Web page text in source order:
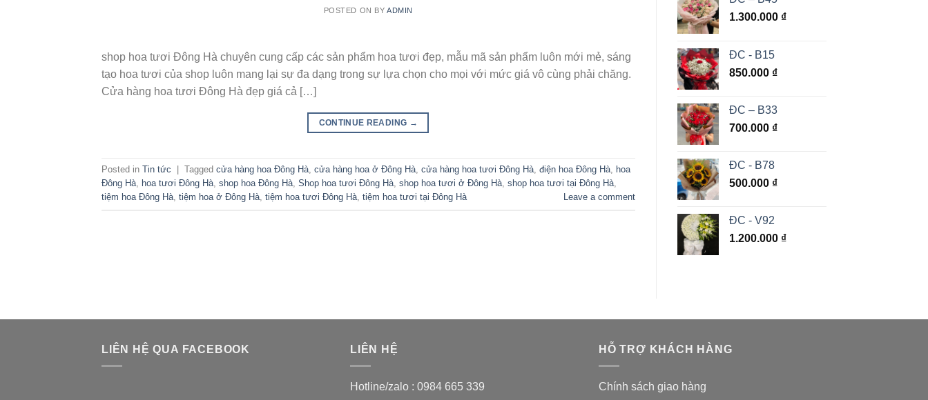
POSTED ON BY ADMIN
shop hoa tươi Đông Hà chuyên cung cấp các sản phẩm hoa tươi đẹp, mẫu mã sản phẩm luôn mới mẻ, sáng
tạo hoa tươi của shop luôn mang lại sự đa dạng trong sự lựa chọn cho mọi với mức giá vô cùng phải chăng.
Cửa hàng hoa tươi Đông Hà đẹp giá cả […]
CONTINUE READING →
Posted in Tin tức Tagged cửa hàng hoa Đông Hà, cửa hàng hoa ở Đông Hà, cửa hàng hoa tươi Đông Hà, điện hoa Đông Hà, hoa
Đông Hà, hoa tươi Đông Hà, shop hoa Đông Hà, Shop hoa tươi Đông Hà, shop hoa tươi ở Đông Hà, shop hoa tươi tại Đông Hà,
tiệm hoa Đông Hà, tiệm hoa ở Đông Hà, tiệm hoa tươi Đông Hà, tiệm hoa tươi tại Đông Hà Leave a comment
1.300.000 ₫
ĐC - B15
850.000 ₫
ĐC – B33
700.000 ₫
ĐC - B78
500.000 ₫
ĐC - V92
1.200.000 ₫
LIÊN HỆ QUA FACEBOOK LIÊN HỆ
Hotline/zalo : 0984 665 339
HỖ TRỢ KHÁCH HÀNG
Chính sách giao hàng